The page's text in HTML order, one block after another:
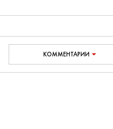
КОММЕНТАРИИ